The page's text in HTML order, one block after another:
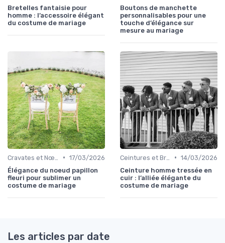
Bretelles fantaisie pour
homme : l’accessoire élégant
du costume de mariage
Boutons de manchette
personnalisables pour une
touche d’élégance sur
mesure au mariage
• 17/03/2026
Élégance du noeud papillon
fleuri pour sublimer un
costume de mariage
• 14/03/2026
Ceinture homme tressée en
cuir : l’alliée élégante du
costume de mariage
Les articles par date